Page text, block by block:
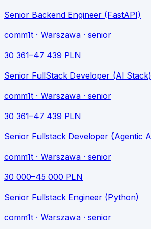
Senior Backend Engineer (FastAPI)
comm1t · Warszawa · senior
30 361–47 439 PLN
Senior FullStack Developer (AI Stack)
comm1t · Warszawa · senior
30 361–47 439 PLN
Senior Fullstack Developer (Agentic
comm1t · Warszawa · senior
30 000–45 000 PLN
Senior Fullstack Engineer (Python)
comm1t · Warszawa · senior